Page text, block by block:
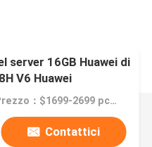
server 16GB Huawei di
V6 Huawei
Prezzo：$1699-2699 pcs Negotiable
Contattici